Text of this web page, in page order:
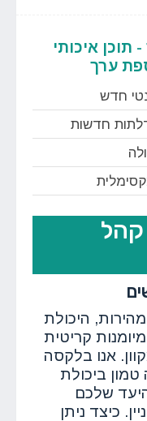
איכותי
ערך
חדש
חדשות
קהל
היכולת
קריטית
אנו בלקסה
ביכולת
שלכם
כיצד ניתן